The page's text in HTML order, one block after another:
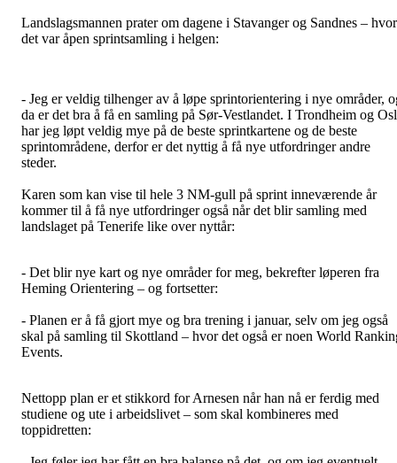
Landslagsmannen prater om dagene i Stavanger og Sandnes – hvor
det var åpen sprintsamling i helgen:
- Jeg er veldig tilhenger av å løpe sprintorientering i nye områder,
da er det bra å få en samling på Sør-Vestlandet. I Trondheim og
har jeg løpt veldig mye på de beste sprintkartene og de beste
sprintområdene, derfor er det nyttig å få nye utfordringer andre
steder.
Karen som kan vise til hele 3 NM-gull på sprint inneværende år
kommer til å få nye utfordringer også når det blir samling med
landslaget på Tenerife like over nyttår:
- Det blir nye kart og nye områder for meg, bekrefter løperen fra
Heming Orientering – og fortsetter:
- Planen er å få gjort mye og bra trening i januar, selv om jeg også
skal på samling til Skottland – hvor det også er noen World
Events.
Nettopp plan er et stikkord for Arnesen når han nå er ferdig med
studiene og ute i arbeidslivet – som skal kombineres med
toppidretten: